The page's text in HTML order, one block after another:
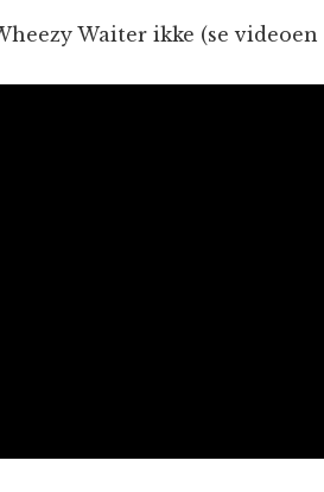
Waiter ikke (se videoen